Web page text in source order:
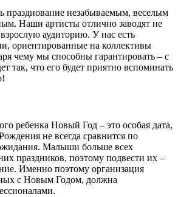
празднование незабываемым, веселым
Наши артисты отлично заводят не
аудиторию. У нас есть
ориентированные на коллективы
чему мы способны гарантировать – с
так, что его будет приятно вспоминать
ребенка Новый Год – это особая дата,
не всегда сравнится по
Малыши больше всех
праздников, поэтому подвести их –
Именно поэтому организация
с Новым Годом, должна